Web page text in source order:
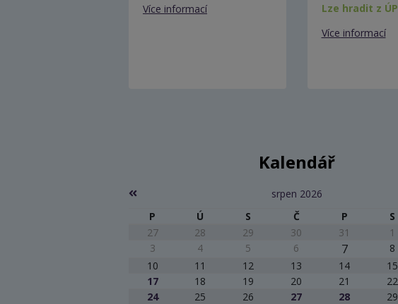
Více informací
Lze hradit z ÚP
Více informací
Kalendář
srpen 2026
P
Ú S Č P S
27
28 29 30 31 1
3
4 5 6 7 8
10
11 12 13 14 15
17
18 19 20 21 22
24
25 26 27 28 29